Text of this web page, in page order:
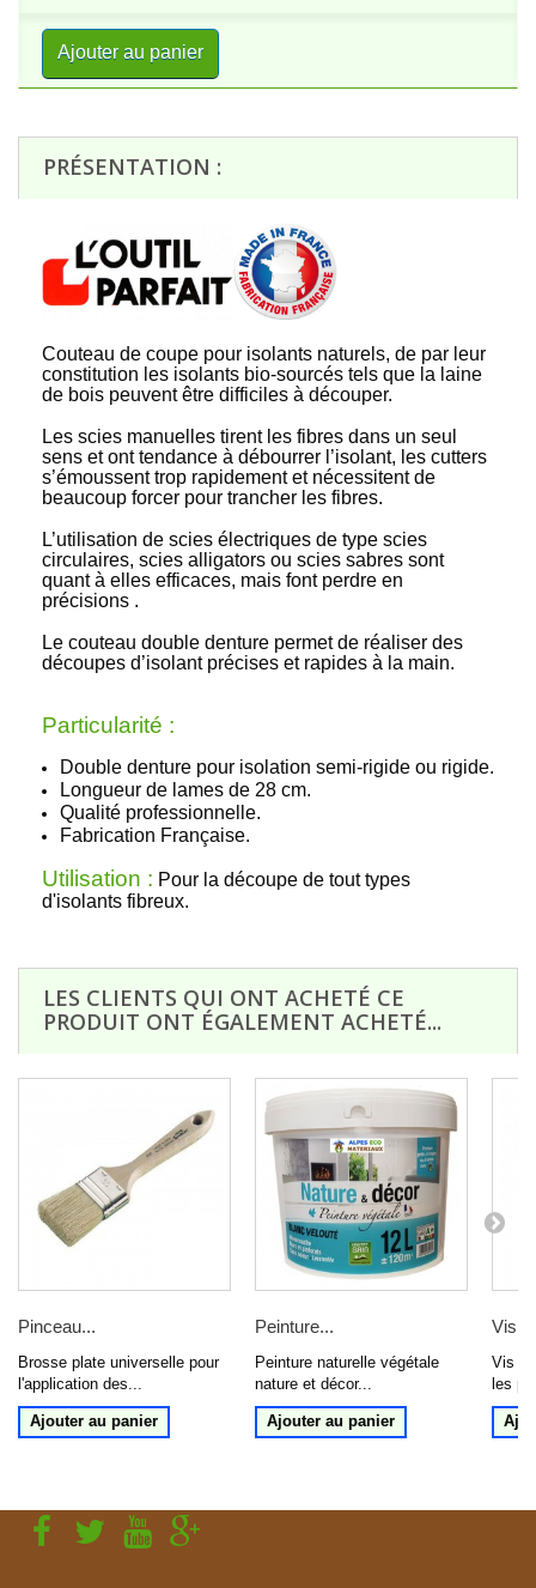
Ajouter au panier
PRÉSENTATION :
Couteau de coupe pour isolants naturels, de par leur
constitution les isolants bio-sourcés tels que la laine
de bois peuvent être difficiles à découper.
Les scies manuelles tirent les fibres dans un seul
sens et ont tendance à débourrer l’isolant, les cutters
s’émoussent trop rapidement et nécessitent de
beaucoup forcer pour trancher les fibres.
L’utilisation de scies électriques de type scies
circulaires, scies alligators ou scies sabres sont
quant à elles efficaces, mais font perdre en
précisions .
Le couteau double denture permet de réaliser des
découpes d’isolant précises et rapides à la main.
Particularité :
Double denture pour isolation semi-rigide ou rigide.
Longueur de lames de 28 cm.
Qualité professionnelle.
Fabrication Française.
Utilisation : Pour la découpe de tout types
d'isolants fibreux.
LES CLIENTS QUI ONT ACHETÉ CE
PRODUIT ONT ÉGALEMENT ACHETÉ...
Pinceau...
Brosse plate universelle pour
l'application des...
Ajouter au panier
Peinture...
Peinture naturelle végétale
nature et décor...
Ajouter au panier
Vis...
Vis
les